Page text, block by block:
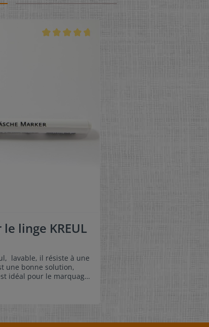
linge KREUL
lavable, il résiste à une
une bonne solution,
idéal pour le marquage
lavable, il
90°C- épaisseur de
en satin